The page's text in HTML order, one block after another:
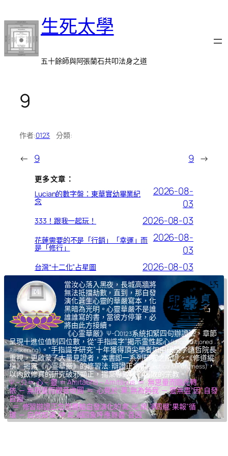
至
主
要
內
生死太學
五十餘師與阿張蘭石共叩法身之道
9
作者:0123 分類:
← 9 9 →
更多文章：
Lucian的數字盤：東華實幼畢業紀
念
2026-08-
03
333！跟我一起玩！ 2026-08-03
花蓮需要的不是「行銷」「幸運」而
是「修行」
2026-08-
03
台灣“十二化”占星圖 2026-08-03
當汝心落入黑夜，長城高牆將
無法抵擋劫數，直到，那自發
演化蒼生心靈的華嚴寫本，化
黑暗為光明。心靈華嚴不是誰
誰誰寫的書，當彼方停筆，必
將由此方接續。
《心霊華厳》Ψ-Ω0123系統扣緊四句辦證法，章節
呈現十進位值制四位數，從“手指識字”揭示霊性起心(Unconditioned
Awakening) 。“手指識字研究”十年獲得頂尖學者如中研院李遠哲院長
重視，更啟蒙了大量見證者，本書即一系列研究之所證。《修道縱
橫》揭露《心霊華厳》的修習法: 辯證正念(Dialectical Mindfulness)，
以內斂修真的研究破邪顯正，揚棄導致核心腐敗的宗教。
Ψ – Ω ＝ 心 – 靈 ＝ Amitābhā – Amitāyus ＝ 無思量而臨光轉
依 ─ 無限量而觀音收圓 ＝ 心覺於“果”,無為無我 ─ 靈無盡“因”,自發
自圓
＝ 修習辯證正念而體驗自發演化的氣,光,我,凈四層“果報”循
環 ─ 自然如復,坤,乾,逅四象呼應無盡“善因”